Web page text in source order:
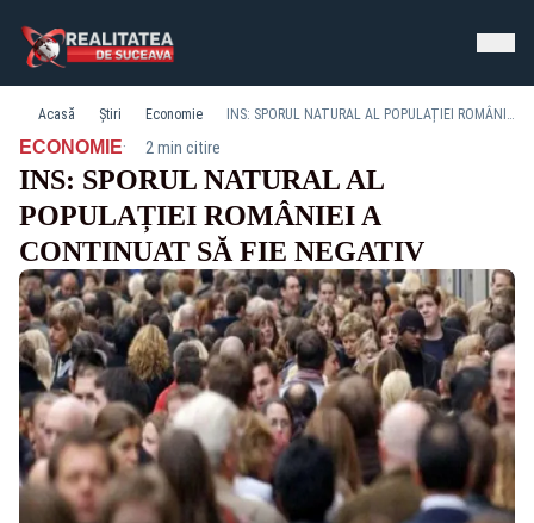
Acasă Știri Economie INS: SPORUL NATURAL AL POPULAȚIEI ROMÂNIEI A CONTINUAT SĂ FIE NEGATIV
ECONOMIE· 2 min citire
INS: SPORUL NATURAL AL
POPULAȚIEI ROMÂNIEI A
CONTINUAT SĂ FIE NEGATIV